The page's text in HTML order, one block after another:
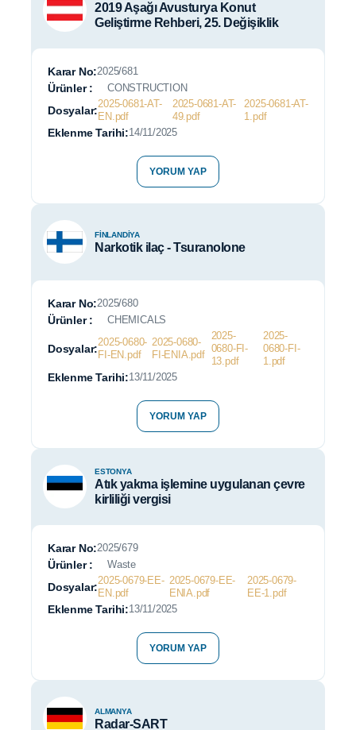
2019 Aşağı Avusturya Konut
Geliştirme Rehberi, 25. Değişiklik
Karar No:2025/681
Ürünler : CONSTRUCTION
Dosyalar:
2025-0681-AT-
EN.pdf
2025-0681-AT-
49.pdf
2025-0681-AT-
1.pdf
Eklenme Tarihi:14/11/2025
YORUM YAP
FINLANDIYA
Narkotik ilaç - Tsuranolone
Karar No:2025/680
Ürünler : CHEMICALS
Dosyalar:
2025-0680-
FI-EN.pdf
2025-0680-
FI-ENIA.pdf
2025-
0680-FI-
13.pdf
2025-
0680-FI-
1.pdf
Eklenme Tarihi:13/11/2025
YORUM YAP
ESTONYA
Atık yakma işlemine uygulanan çevre
kirliliği vergisi
Karar No:2025/679
Ürünler : Waste
Dosyalar:
2025-0679-EE-
EN.pdf
2025-0679-EE-
ENIA.pdf
2025-0679-
EE-1.pdf
Eklenme Tarihi:13/11/2025
YORUM YAP
ALMANYA
Radar-SART